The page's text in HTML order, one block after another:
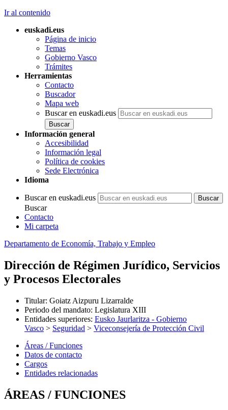
Ir al contenido
euskadi.eus
Página de inicio
Temas
Gobierno Vasco
Trámites
Herramientas
Contacto
Buscador
Mapa web
Buscar en euskadi.eus
Información general
Accesibilidad
Información legal
Política de cookies
Sede Electrónica
Idioma
Buscar en euskadi.eus
Buscar
Contacto
Mi carpeta
Departamento de Economía, Trabajo y Empleo
Dirección de Régimen Jurídico, Servicios
y Procesos Electorales
Titular: Goiatz Aizpuru Lizarralde
Periodo del mandato: Legislatura XIII
Entidades superiores: Eusko Jaurlaritza - Gobierno
Vasco > Seguridad > Viceconsejería de Protección Civil
Áreas / Funciones
Datos de contacto
Cargos
Entidades relacionadas
ÁREAS / FUNCIONES